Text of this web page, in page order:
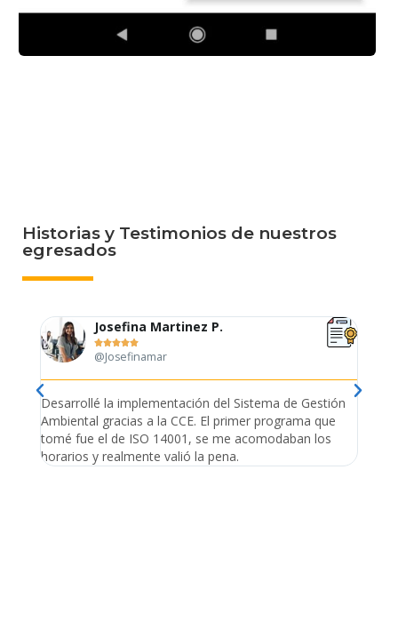
Historias y Testimonios de nuestros
egresados
Josefina Martinez P.

@Josefinamar
Desarrollé la implementación del Sistema de Gestión
Ambiental gracias a la CCE. El primer programa que
tomé fue el de ISO 14001, se me acomodaban los
horarios y realmente valió la pena.